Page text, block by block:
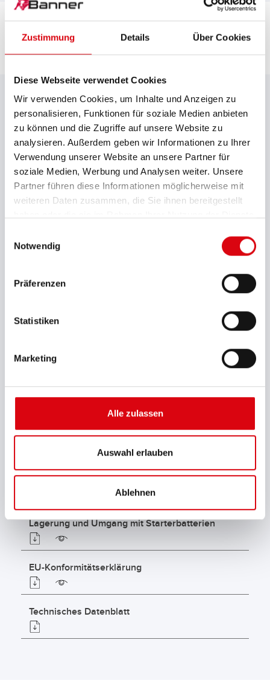
Zustimmung Details Über Cookies
Diese Webseite verwendet Cookies
Wir verwenden Cookies, um Inhalte und Anzeigen zu
personalisieren, Funktionen für soziale Medien anbieten
zu können und die Zugriffe auf unsere Website zu
analysieren. Außerdem geben wir Informationen zu Ihrer
Verwendung unserer Website an unsere Partner für
soziale Medien, Werbung und Analysen weiter. Unsere
Partner führen diese Informationen möglicherweise mit
weiteren Daten zusammen, die Sie ihnen bereitgestellt
Notwendig
Präferenzen
Statistiken
Marketing
Alle zulassen
Auswahl erlauben
Ablehnen
DOWNLOADS
Gesamtkatalog
Typenliste Starterbatterien
Technischer Ratgeber
Zertifikat IATF 16949
Gebrauchsanweisung für Starterbatterien
Lagerung und Umgang mit Starterbatterien
EU-Konformitätserklärung
Technisches Datenblatt